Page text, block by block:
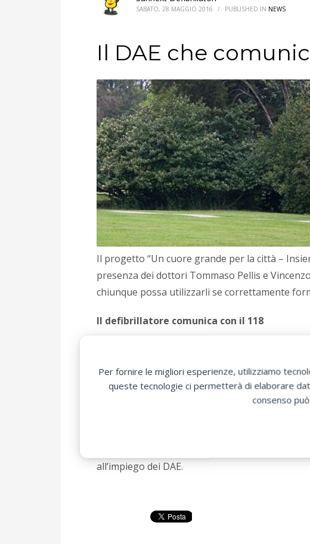
Per fornire le migliori esperienze, utilizziamo
queste tecnologie ci permetterà di elaborare
consenso
SABATO, 28 MAGGIO 2016 / PUBLISHED IN NEWS
Il DAE che
Il progetto “Un cuore grande per la città –
presenza dei dottori Tommaso Pellis e
chiunque possa utilizzarli se correttamente
Il defibrillatore comunica con il 118
superficie, è innovativo in quanto, oltre ad
dell’area verde, comunica con la centrale del
Oltre quindi a localizzare adeguatamente la
dotazione sosterrà anche i soccorritori già sul
L’iniziativa, che ha ottenuto anche il
all’impiego dei DAE.